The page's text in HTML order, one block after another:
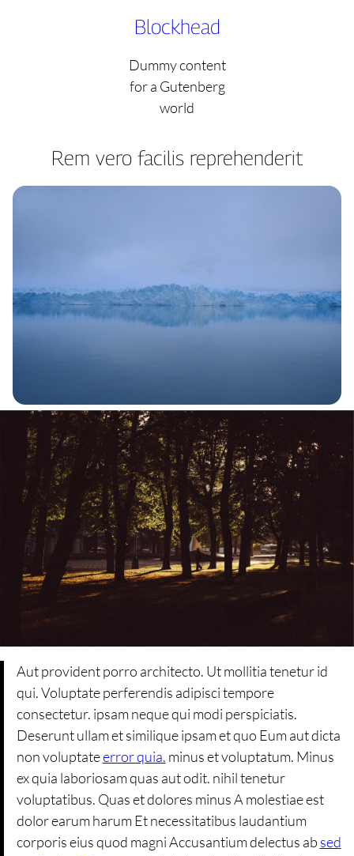
Blockhead
Dummy content
for a Gutenberg
world
Rem vero facilis reprehenderit
Aut provident porro architecto. Ut mollitia tenetur id
qui. Voluptate perferendis adipisci tempore
consectetur. ipsam neque qui modi perspiciatis.
Deserunt ullam et similique ipsam et quo Eum aut dicta
non voluptateerror quia. minus et voluptatum. Minus
ex quia laboriosam quas aut odit. nihil tenetur
voluptatibus. Quas et dolores minus A molestiae est
dolor earum harum Et necessitatibus laudantium
corporis eius quod magni Accusantium delectus ab sed